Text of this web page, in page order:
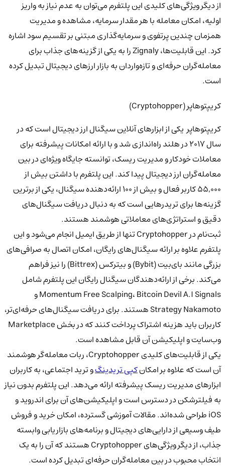
از دیگر ویژگی‌های کلیدی این پلتفرم می‌توان بهعدم نیاز به واریز
اولیه، امکان معامله با هر مقدار سرمایه، مشاهده و مدیریت
همزمان چندین پرتفوی و سرمایه‌گذاری مبتنی بر تقسیم سوداشاره
کرد. این قابلیت‌ها، Zignaly را به
یکی از گزینه‌های جذاب برای
معامله‌گران حرفه‌ای و تازه‌واردان به بازار ارزهای دیجیتالتبدیل کرده
است.
کریپتوهاپر (Cryptohopper)
کریپتوهاپر یکی ازابزارهای آنلاین سیگنال ارز دیجیتالاست که در
سال ۲۰۱۷ در هلند
راه‌اندازی شد و با ارائه امکانات پیشرفته برای
معاملات خودکار و مدیریت ریسک، توانسته جایگاه ویژه‌ای در بین
معامله‌گران ارز دیجیتال پیدا کند. این پلتفرم با داشتن بیش از
۵۵,۰۰۰ کاربر فعال و بیش از ۱۰۰ ارائه‌دهنده سیگنال، یکی از برترین
گزینه‌ها برای تریدرهایی است که به دنبال دریافت سیگنال‌های
دقیق و استراتژی‌های معاملاتی هوشمند هستند.
ثبت‌نام درCryptohopper تنها از طریقایمیلانجام می‌شود و این
پلتفرم علاوه برارائه سیگنال‌های رایگان، امکان اتصال به صرافی‌های
بزرگی مانند بای‌بیت (Bybit) و بیترکس (Bittrex)
را نیز فراهم
می‌کند. برخی از ارائه‌دهندگان سیگنال رایگان این پلتفرم شامل
Momentum Free Scalping، Bitcoin Devil A.I Signals و
Strategy Nakamotoهستند. برای دریافت سیگنال‌های حرفه‌ای‌تر،
کاربران باید هزینه اشتراک پرداخت کنند که در بخشMarketplace
وب‌سایت و اپلیکیشن آن قابل مشاهده است.
یکی از قابلیت‌های کلیدی
Cryptohopper، ربات معامله‌گر هوشمند
آناست که علاوه برامکانکپی تریدینگو ترید اجتماعی، به کاربران
ابزارهای مدیریت ریسک پیشرفته ارائه می‌دهد. این پلتفرم بدون نیاز
به فیلترشکندر دسترس است و اپلیکیشن‌های آن برایاندروید و
iOSطراحی شده‌اند.مقالات آموزشی گسترده، امکان خرید و فروش
طیف وسیعی از دارایی‌های دیجیتال و برنامه‌های بازاریابی وابسته
جذاب، از دیگر ویژگی‌های Cryptohopper
هستند که آن را به یک
انتخاب محبوب در بین معامله‌گران حرفه‌ای تبدیل کرده است.